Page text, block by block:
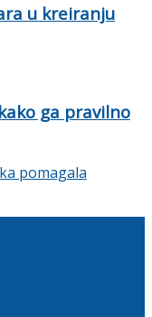
u kreiranju
ga pravilno